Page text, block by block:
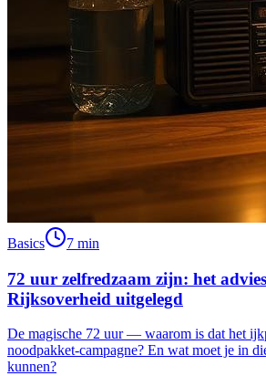
Basics 7 min
72 uur zelfredzaam zijn: het
Rijksoverheid uitgelegd
De magische 72 uur — waarom is dat het
noodpakket-campagne? En wat moet je in
kunnen?